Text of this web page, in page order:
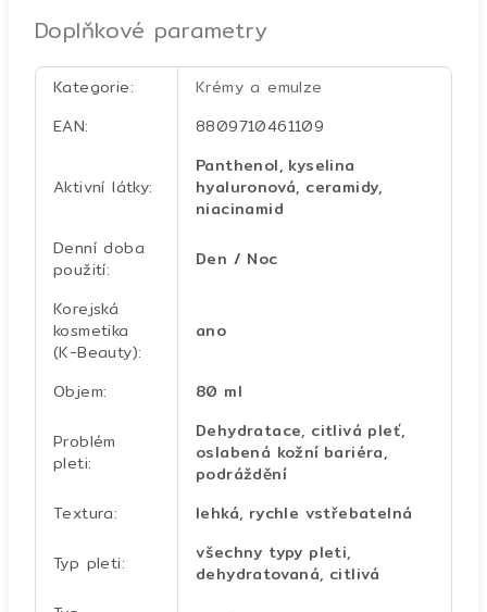
Doplňkové parametry
Kategorie:
Krémy a emulze
EAN: 8809710461109
Aktivní látky:
Panthenol, kyselina
hyaluronová, ceramidy,
niacinamid
Denní doba
použití: Den / Noc
Korejská
kosmetika
(K-Beauty):
ano
Objem: 80 ml
Problém
pleti:
Dehydratace, citlivá pleť,
oslabená kožní bariéra,
podráždění
Textura: lehká, rychle vstřebatelná
Typ pleti:
všechny typy pleti,
dehydratovaná, citlivá